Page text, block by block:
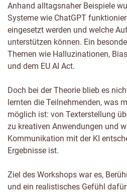
Anhand alltagsnaher Beispiele
Systeme wie ChatGPT
eingesetzt werden und welche
unterstützen können. Ein
Themen wie Halluzinationen,
und dem EU AI Act.
Doch bei der Theorie blieb es
lernten die Teilnehmenden, was
möglich ist: von Texterstellung
zu kreativen Anwendungen und
Kommunikation mit der KI
Ergebnisse ist.
Ziel des Workshops war es,
und ein realistisches Gefühl